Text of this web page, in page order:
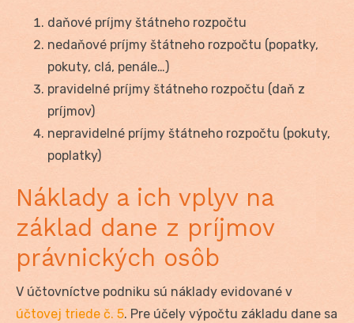
daňové príjmy štátneho rozpočtu
nedaňové príjmy štátneho rozpočtu (popatky,
pokuty, clá, penále…)
pravidelné príjmy štátneho rozpočtu (daň z
príjmov)
nepravidelné príjmy štátneho rozpočtu (pokuty,
poplatky)
Náklady a ich vplyv na
základ dane z príjmov
právnických osôb
V účtovníctve podniku sú náklady evidované v
účtovej triede č. 5. Pre účely výpočtu základu dane sa